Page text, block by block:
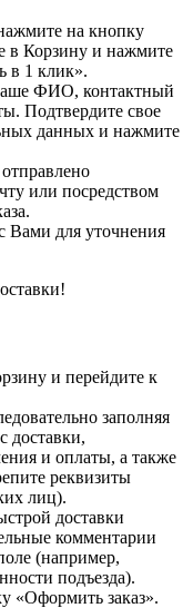
на кнопку
в Корзину и нажмите
в 1 клик».
ФИО, контактный
Подтвердите свое
данных и нажмите
или посредством
Вами для уточнения
и перейдите к
заполняя
доставки,
и оплаты, а также
реквизиты
лиц).
доставки
комментарии
(например,
подъезда).
«Оформить заказ».